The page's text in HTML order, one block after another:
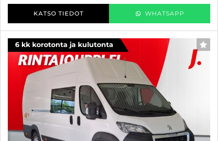
KATSO TIEDOT WHATSAPP
6 kk korotonta ja kulutonta